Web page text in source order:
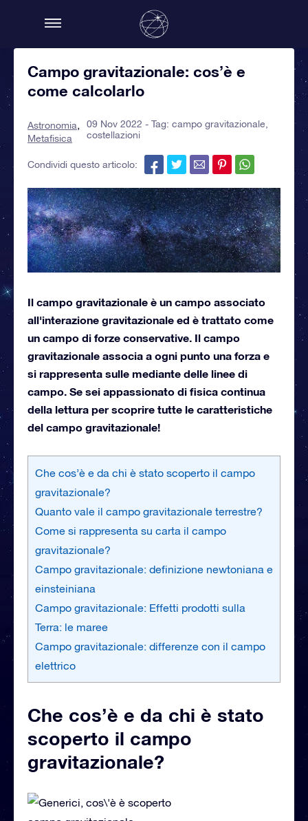
Campo gravitazionale: cos’è e
come calcolarlo
Astronomia
Metafisica
09 Nov 2022 - Tag: campo gravitazionale
costellazioni
Condividi questo articolo:
Il campo gravitazionale è un campo associato
all'interazione gravitazionale ed è trattato come
un campo di forze conservative. Il campo
gravitazionale associa a ogni punto una forza e
si rappresenta sulle mediante delle linee di
campo. Se sei appassionato di fisica continua
della lettura per scoprire tutte le caratteristiche
del campo gravitazionale!
Che cos’è e da chi è stato scoperto il campo
gravitazionale?
Quanto vale il campo gravitazionale terrestre?
Come si rappresenta su carta il campo
gravitazionale?
Campo gravitazionale: definizione newtoniana e
einsteiniana
Campo gravitazionale: Effetti prodotti sulla
Terra: le maree
Campo gravitazionale: differenze con il campo
elettrico
Che cos’è e da chi è stato
scoperto il campo
gravitazionale?